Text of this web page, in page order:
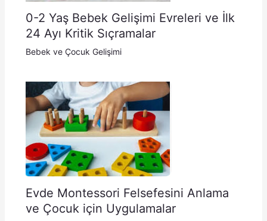
0-2 Yaş Bebek Gelişimi Evreleri ve İlk
24 Ayı Kritik Sıçramalar
Bebek ve Çocuk Gelişimi
Evde Montessori Felsefesini Anlama
ve Çocuk için Uygulamalar